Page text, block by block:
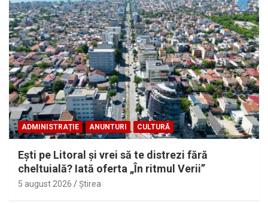
ADMINISTRAȚIE ANUNTURI CULTURĂ
Eşti pe Litoral şi vrei să te distrezi fără
cheltuială? Iată oferta „În ritmul Verii”
5 august 2026 Ştirea